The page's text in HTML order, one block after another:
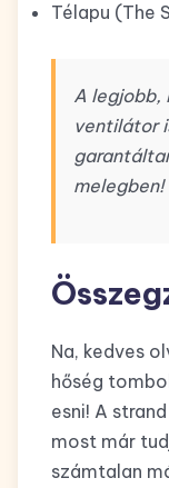
Télapu (The
A legjobb,
ventilátor
melegben!
Na, kedves
hőség
esni! A
most már
számtalan